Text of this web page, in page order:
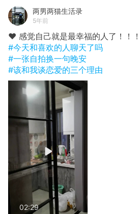
两男两猫生活录
5年前
❤️ 感觉自己就是最幸福的人了！！！
#今天和喜欢的人聊天了吗
#一张自拍换一句晚安
#该和我谈恋爱的三个理由
02:29